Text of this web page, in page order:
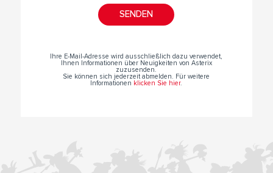
Ihre E-Mail-Adresse wird ausschließlich dazu verwendet,
Ihnen Informationen über Neuigkeiten von Asterix
zuzusenden.
Sie können sich jederzeit abmelden. Für weitere
Informationen klicken Sie hier.